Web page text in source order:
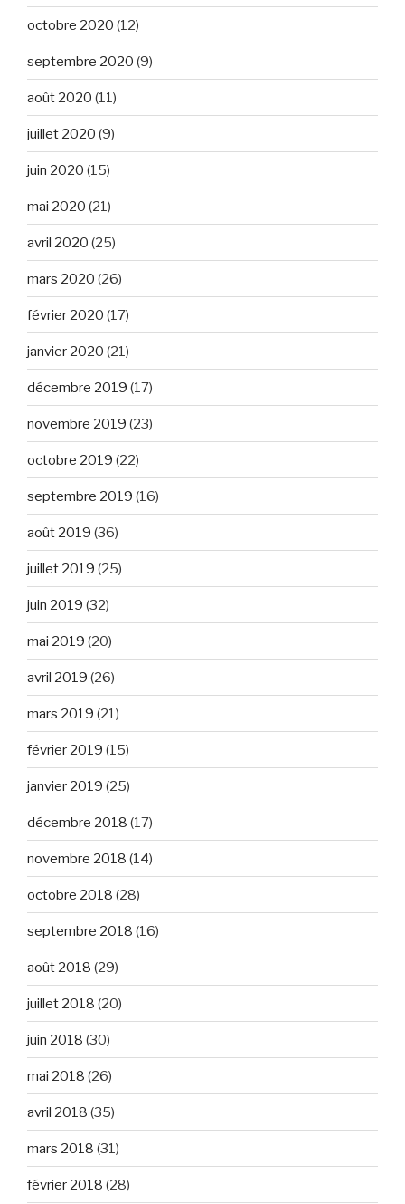
octobre 2020 (12)
septembre 2020 (9)
août 2020 (11)
juillet 2020 (9)
juin 2020 (15)
mai 2020 (21)
avril 2020 (25)
mars 2020 (26)
février 2020 (17)
janvier 2020 (21)
décembre 2019 (17)
novembre 2019 (23)
octobre 2019 (22)
septembre 2019 (16)
août 2019 (36)
juillet 2019 (25)
juin 2019 (32)
mai 2019 (20)
avril 2019 (26)
mars 2019 (21)
février 2019 (15)
janvier 2019 (25)
décembre 2018 (17)
novembre 2018 (14)
octobre 2018 (28)
septembre 2018 (16)
août 2018 (29)
juillet 2018 (20)
juin 2018 (30)
mai 2018 (26)
avril 2018 (35)
mars 2018 (31)
février 2018 (28)